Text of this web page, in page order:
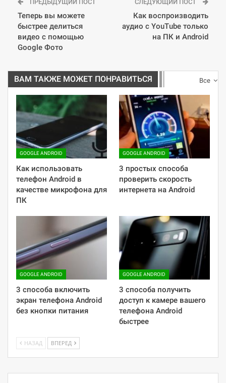
ПРЕДЫДУЩИЙ ПОСТ
Теперь вы можете
быстрее делиться
видео с помощью
Google Фото
СЛЕДУЮЩИЙ ПОСТ
Как воспроизводить
аудио с YouTube только
на ПК и Android
Все
ВАМ ТАКЖЕ МОЖЕТ ПОНРАВИТЬСЯ
GOOGLE ANDROID
Как использовать
телефон Android в
качестве микрофона для
ПК
GOOGLE ANDROID
3 простых способа
проверить скорость
интернета на Android
GOOGLE ANDROID
3 способа включить
экран телефона Android
без кнопки питания
GOOGLE ANDROID
3 способа получить
доступ к камере вашего
телефона Android
быстрее
НАЗАД ВПЕРЕД